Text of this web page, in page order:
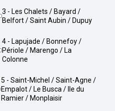
3 - Les Chalets / Bayard /
Belfort / Saint Aubin / Dupuy
4 - Lapujade / Bonnefoy /
Périole / Marengo / La
Colonne
5 - Saint-Michel / Saint-Agne /
Empalot / Le Busca / Ile du
Ramier / Monplaisir